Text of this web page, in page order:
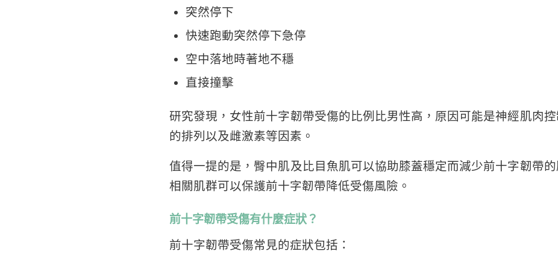
突然停下
快速跑動突然停下急停
空中落地時著地不穩
直接撞擊
研究發現，女性前十字韌帶受傷的比例比男性高，原因可能是神經肌肉
的排列以及雌激素等因素。
值得一提的是，臀中肌及比目魚肌可以協助膝蓋穩定而減少前十字韌帶
相關肌群可以保護前十字韌帶降低受傷風險。
前十字韌帶受傷有什麼症狀？
前十字韌帶受傷常見的症狀包括：